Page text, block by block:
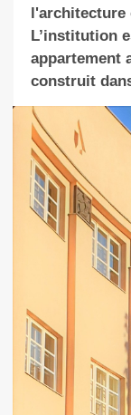
l'architecture
L’institution
appartement
construit